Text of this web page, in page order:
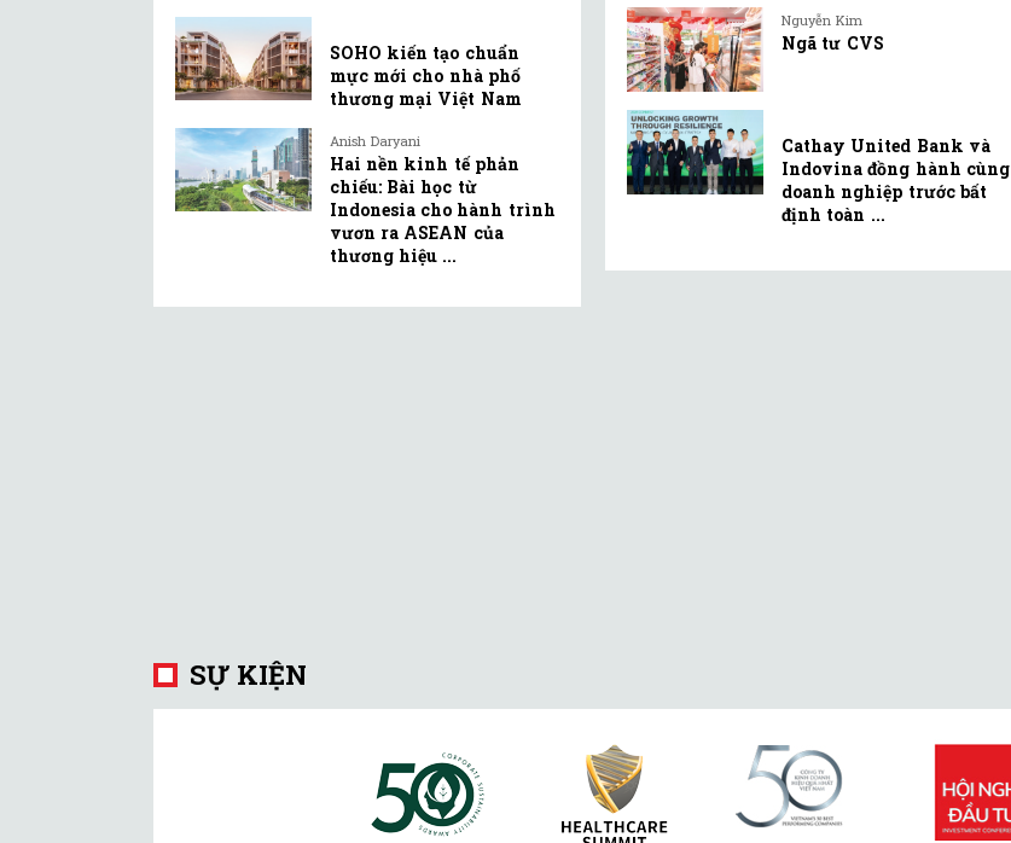
SOHO kiến tạo chuẩn
mực mới cho nhà phố
thương mại Việt Nam
Anish Daryani
Hai nền kinh tế phản
chiếu: Bài học từ
Indonesia cho hành trình
vươn ra ASEAN của
thương hiệu ...
Nguyễn Kim
Ngã tư CVS
Cathay United Bank và
Indovina đồng hành cùng
doanh nghiệp trước bất
định toàn ...
SỰ KIỆN